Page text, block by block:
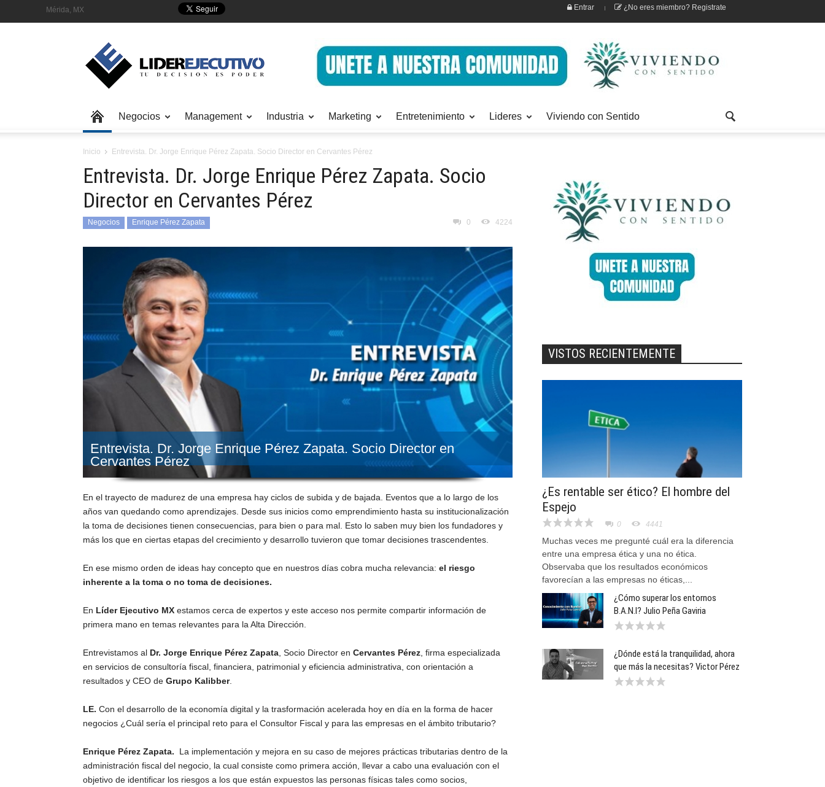
Mérida, MX Entrar ¿No eres miembro? Registrate
Negocios Management Industria Marketing Entretenimiento Lideres Viviendo con Sentido
Inicio Entrevista. Dr. Jorge Enrique Pérez Zapata. Socio Director en Cervantes Pérez
Entrevista. Dr. Jorge Enrique Pérez Zapata. Socio
Director en Cervantes Pérez
Negocios Enrique Pérez Zapata 0 4224
Entrevista. Dr. Jorge Enrique Pérez Zapata. Socio Director en
Cervantes Pérez
En el trayecto de madurez de una empresa hay ciclos de subida y de bajada. Eventos que a lo largo de los
años van quedando como aprendizajes. Desde sus inicios como emprendimiento hasta su institucionalización
la toma de decisiones tienen consecuencias, para bien o para mal. Esto lo saben muy bien los fundadores y
más los que en ciertas etapas del crecimiento y desarrollo tuvieron que tomar decisiones trascendentes.
En ese mismo orden de ideas hay concepto que en nuestros días cobra mucha relevancia: el riesgo
inherente a la toma o no toma de decisiones.
En Líder Ejecutivo MX estamos cerca de expertos y este acceso nos permite compartir información de
primera mano en temas relevantes para la Alta Dirección.
Entrevistamos al Dr. Jorge Enrique Pérez Zapata , Socio Director en Cervantes Pérez , firma especializada
en servicios de consultoría fiscal, financiera, patrimonial y eficiencia administrativa, con orientación a
resultados y CEO de Grupo Kalibber.
LE. Con el desarrollo de la economía digital y la trasformación acelerada hoy en día en la forma de hacer
negocios ¿Cuál sería el principal reto para el Consultor Fiscal y para las empresas en el ámbito tributario?
Enrique Pérez Zapata.
La implementación y mejora en su caso de mejores prácticas tributarias dentro de la
administración fiscal del negocio, la cual consiste como primera acción, llevar a cabo una evaluación con el
objetivo de identificar los riesgos a los que están expuestos las personas físicas tales como socios,
VISTOS RECIENTEMENTE
¿Es rentable ser ético? El hombre del
Espejo
0 4441
Muchas veces me pregunté cuál era la diferencia
entre una empresa ética y una no ética.
Observaba que los resultados económicos
favorecían a las empresas no éticas,...
¿Cómo superar los entornos
B.A.N.I? Julio Peña Gaviria
¿Dónde está la tranquilidad, ahora
que más la necesitas? Victor Pérez